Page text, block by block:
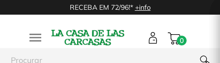
RECEBA EM 72/96!* +info
 0